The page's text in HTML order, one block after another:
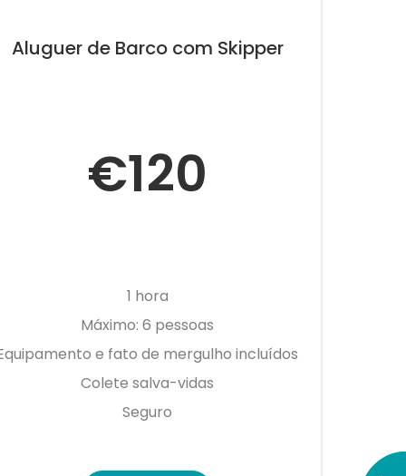
Aluguer de Barco com Skipper
€120
1 hora
Máximo: 6 pessoas
e fato de mergulho incluídos
Colete salva-vidas
Seguro